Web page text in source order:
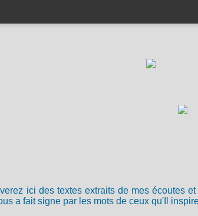
ici des textes extraits de mes écoutes
a fait signe par les mots de ceux qu'Il